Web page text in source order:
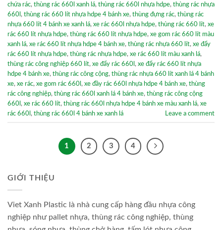
chứa rác, thùng rác 660l xanh lá, thùng rác 660l nhựa hdpe, thùng rác nhựa
660l , thùng rác 660 lít nhựa hdpe 4 bánh xe, thùng đựng rác, thùng rác
nhựa 660 lít 4 bánh xe xanh lá, xe rác 660l nhựa hdpe, thùng rác 660 lít, xe
rác 660 lít nhựa hdpe, thùng rác 660 lít nhựa hdpe, xe gom rác 660 lít màu
xanh lá, xe rác 660 lít nhựa hdpe 4 bánh xe, thùng rác nhựa 660 lít, xe đẩy
rác 660 lít nhựa hdpe, thùng rác nhựa hdpe, xe rác 660 lít màu xanh lá,
thùng rác công nghiệp 660 lít, xe đẩy rác 660l , xe đẩy rác 660 lít nhựa
hdpe 4 bánh xe, thùng rác công cộng, thùng rác nhựa 660 lít xanh lá 4 bánh
xe, xe rác, xe gom rác 660l , xe đầy rác 660l nhựa hdpe 4 bánh xe, thùng
rác công nghiệp, thùng rác 660l xanh lá 4 bánh xe, thùng rác công cộng
660l , xe rác 660 lít, thùng rác 660l nhựa hdpe 4 bánh xe màu xanh lá, xe
rác 660l , thùng rác 660l 4 bánh xe xanh lá Leave a comment
1 2 3 4
GIỚI THIỆU
Viet Xanh Plastic là nhà cung cấp hàng đầu nhựa công
nghiệp như pallet nhựa, thùng rác công nghiệp, thùng